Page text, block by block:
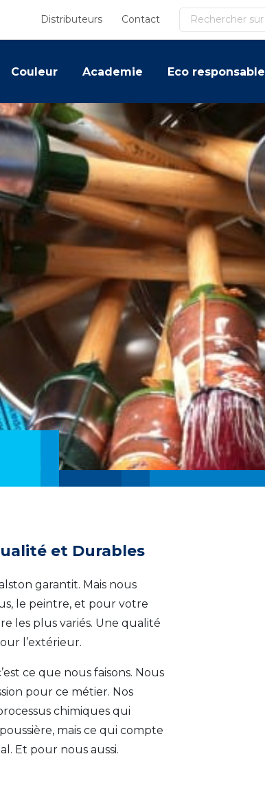
Distributeurs Contact Recherche
Couleur Academie Eco responsable
et Durables
garantit. Mais nous
le peintre, et pour votre
les plus variés. Une qualité
l’extérieur.
ce que nous faisons. Nous
pour ce métier. Nos
chimiques qui
mais ce qui compte
Et pour nous aussi.